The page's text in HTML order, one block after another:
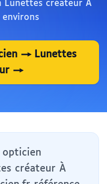
Lunettes créateur À
→ Lunettes
→
opticien
créateur À